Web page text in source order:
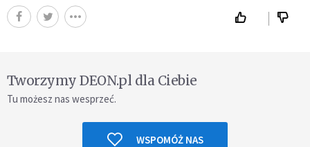
Tworzymy DEON.pl dla Ciebie
Tu możesz nas wesprzeć.
WSPOMÓŻ NAS